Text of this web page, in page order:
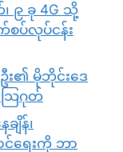
၉ ခု 4G သို့
ပ်လုပ်ငန်း
း၏ မိုဘိုင်းဒေ
သြဂုတ်
ျိန်၊
င်ရေးကို ဘာ